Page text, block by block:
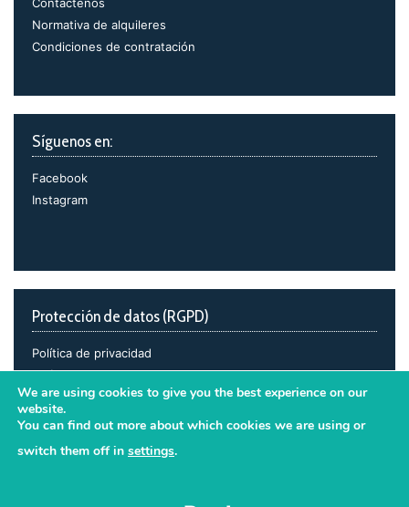
Normativa de alquileres
Condiciones de contratación
Síguenos en:
Facebook
Instagram
Protección de datos (RGPD)
Política de privacidad
Política de cookies
Avisos legales
We are using cookies to give you the best experience on our
website.
You can find out more about which cookies we are using or
switch them off in settings.